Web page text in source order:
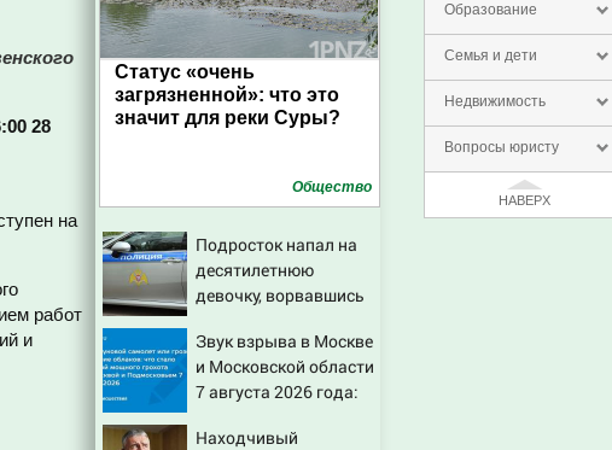
Образование
Семья и дети
Недвижимость
Вопросы юристу
НАВЕРХ
28
на
работ
и
Статус «очень
загрязненной»: что это
значит для реки Суры?
Общество
Подросток напал на
десятилетнюю
девочку, ворвавшись
Звук взрыва в Москве
и Московской области
7 августа 2026 года:
откуда был громкий
Находчивый